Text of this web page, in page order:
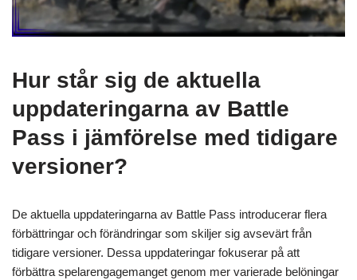
Hur står sig de aktuella
uppdateringarna av Battle
Pass i jämförelse med tidigare
versioner?
De aktuella uppdateringarna av Battle Pass introducerar flera
förbättringar och förändringar som skiljer sig avsevärt från
tidigare versioner. Dessa uppdateringar fokuserar på att
förbättra spelarengagemanget genom mer varierade belöningar